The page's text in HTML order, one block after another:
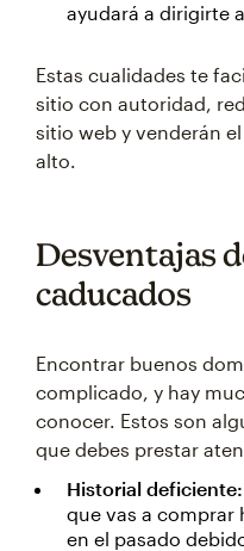
ayudará a dirigirte
Estas cualidades te
sitio con autoridad,
sitio web y venderán
alto.
Desventajas
caducados
Encontrar buenos
complicado, y hay
conocer. Estos son
que debes prestar
Historial deficiente:
que vas a comprar
en el pasado